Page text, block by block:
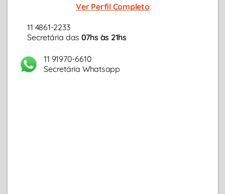
Ver Perfil Completo
11 4861-2233
Secretária das 07hs às 21hs
11 91970-6610
Secretária Whatsapp